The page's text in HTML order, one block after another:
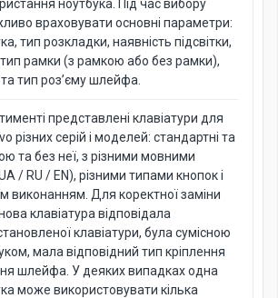
ноутбука. Під час вибору
враховувати основні параметри:
тип розкладки, наявність підсвітки,
рамки (з рамкою або без рамки),
тип роз’єму шлейфа.
представлені клавіатури для
різних серій і моделей: стандартні та
та без неї, з різними мовними
/ RU / EN), різними типами кнопок і
виконанням. Для коректної заміни
клавіатура відповідала
клавіатури, була сумісною
мала відповідний тип кріплення
шлейфа. У деяких випадках одна
може використовувати кілька